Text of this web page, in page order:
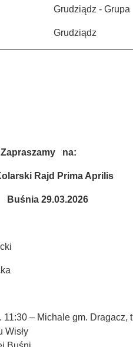
Grudziądz - Grupa
Grudziądz
Zapraszamy na:
Rajd Prima Aprilis
Buśnia 29.03.2026
11:30 – Michale gm. Dragacz,
Wisły